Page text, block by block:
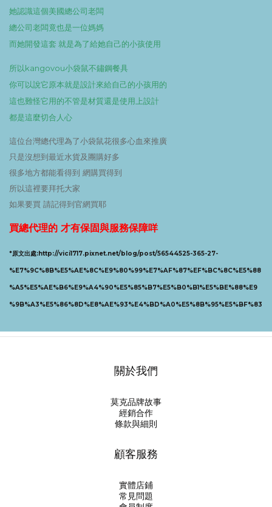
她認識這個美國總公司老闆
總公司老闆竟也是一位媽媽
而她開發這套 就是為了給她自己的小孩使用
所以kangovou小袋鼠不鏽鋼餐具
你可以說它原本就是設計來給自己的小孩用的
這也難怪它用的不管是材質還是使用上設計
都是這麼切合人心
這位台灣總代理為了小袋鼠花很多心血來推廣
只是沒想到最近水貨及團購好多
很多地方都能看得到 網購買得到
所以這裡要拜托大家
如果要買 請記得到官網買耶
買總代理的 才有保固與服務保障咩
*原文出處:http://vici1717.pixnet.net/blog/post/56544525-365-27-
%E7%9C%8B%E5%AE%8C%E9%80%99%E7%AF%87%EF%BC%8C%E5%88
%A5%E5%AE%B6%E9%A4%90%E5%85%B7%E5%B0%B1%E5%BE%88%E9
%9B%A3%E5%86%8D%E8%AE%93%E4%BD%A0%E5%8B%95%E5%BF%83
關於我們
莫克品牌故事
經銷合作
條款與細則
顧客服務
實體店鋪
常見問題